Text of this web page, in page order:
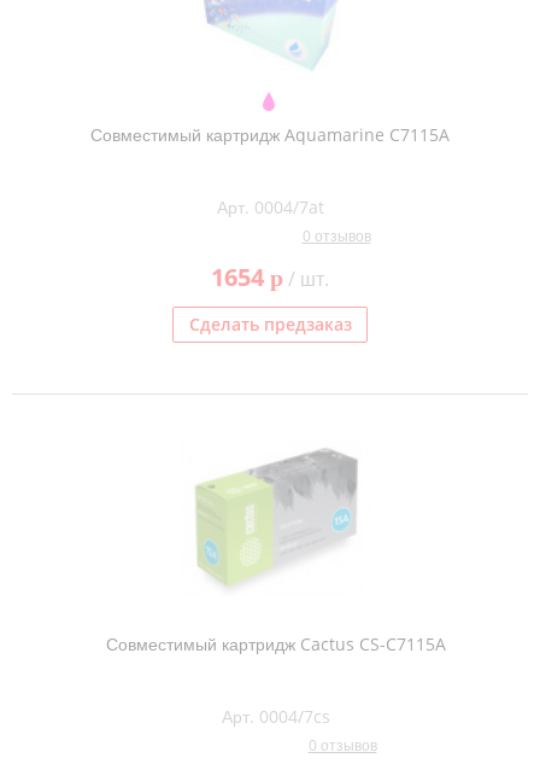
Совместимый картридж Aquamarine C7115A
Арт. 0004/7at
0 отзывов
1654 p/ шт.
Сделать предзаказ
Совместимый картридж Cactus CS-C7115A
Арт. 0004/7cs
0 отзывов